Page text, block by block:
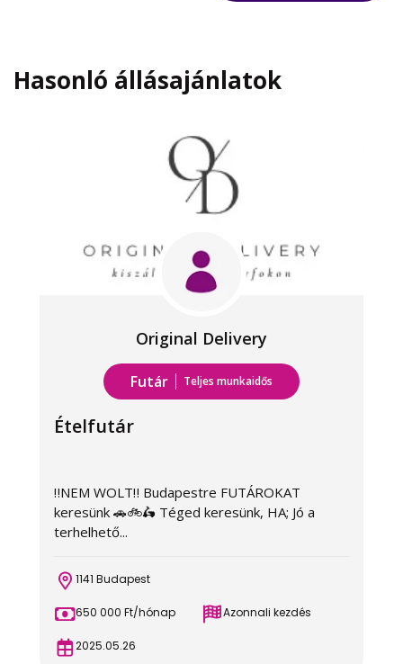
Hasonló állásajánlatok
Original Delivery
Futár Teljes munkaidős
Ételfutár
‼️NEM WOLT‼️ Budapestre FUTÁROKAT
keresünk 🚗🚲🛵 Téged keresünk, HA; Jó a
terhelhető...
1141 Budapest
650 000 Ft/hónap Azonnali kezdés
2025.05.26